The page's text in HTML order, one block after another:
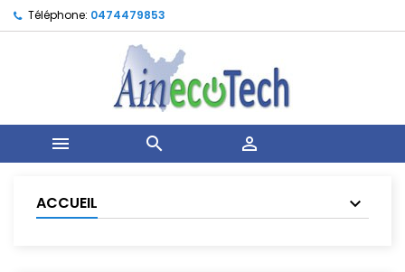
Téléphone: 0474479853
  
ACCUEIL